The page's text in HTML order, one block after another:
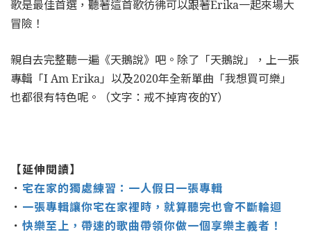
歌是最佳首選，聽著這首歌彷彿可以跟著Erika一起來場大
冒險！
親自去完整聽一遍《天鵝說》吧。除了「天鵝說」，上一張
專輯「I Am Erika」以及2020年全新單曲「我想買可樂」
也都很有特色呢。（文字：戒不掉宵夜的Y）
【延伸閱讀】
． 宅在家的獨處練習：一人假日一張專輯
． 一張專輯讓你宅在家裡時，就算聽完也會不斷輪迴
． 快樂至上，帶速的歌曲帶領你做一個享樂主義者！